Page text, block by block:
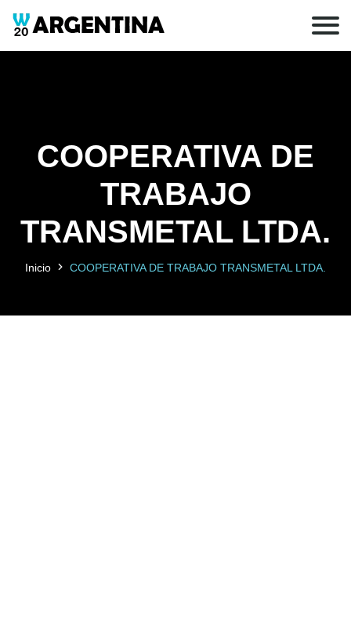
COOPERATIVA DE
TRABAJO
TRANSMETAL LTDA.
Inicio COOPERATIVA DE TRABAJO TRANSMETAL LTDA.